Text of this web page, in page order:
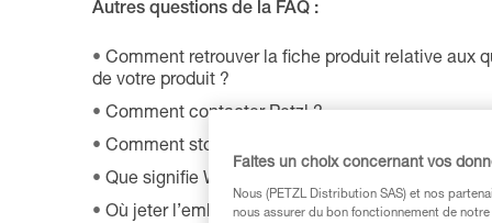
Autres questions de la FAQ :
Comment retrouver la fiche produit relative aux
de votre produit ?
Comment contacter Petzl ?
Comment stocker mon équipement ?
Que signifie WLL ?
Où jeter l’emballage de mon produit ?
Faites un choix concernant vos
Nous (PETZL Distribution SAS) et nos
nous assurer du bon fonctionnement de